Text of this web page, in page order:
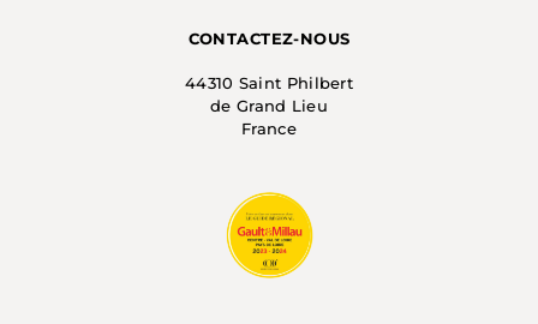
CONTACTEZ-NOUS
44310 Saint Philbert
de Grand Lieu
France